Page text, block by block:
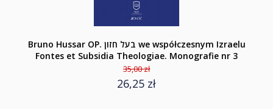
Bruno Hussar OP. בעל חזון we współczesnym Izraelu
Fontes et Subsidia Theologiae. Monografie nr 3
35,00 zł
26,25 zł